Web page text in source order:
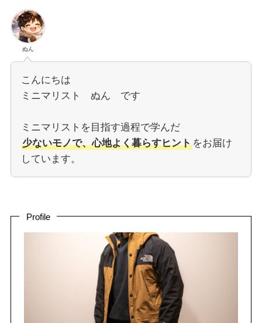
ぬん
こんにちは
ミニマリスト ぬん です
ミニマリストを目指す過程で学んだ
少ないモノで、心地よく暮らすヒントをお届け
しています。
Profile